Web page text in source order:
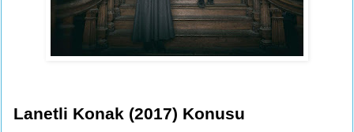
Lanetli Konak (2017) Konusu